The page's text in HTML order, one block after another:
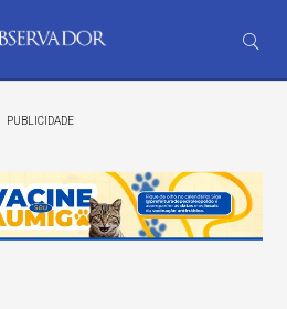
PUBLICIDADE